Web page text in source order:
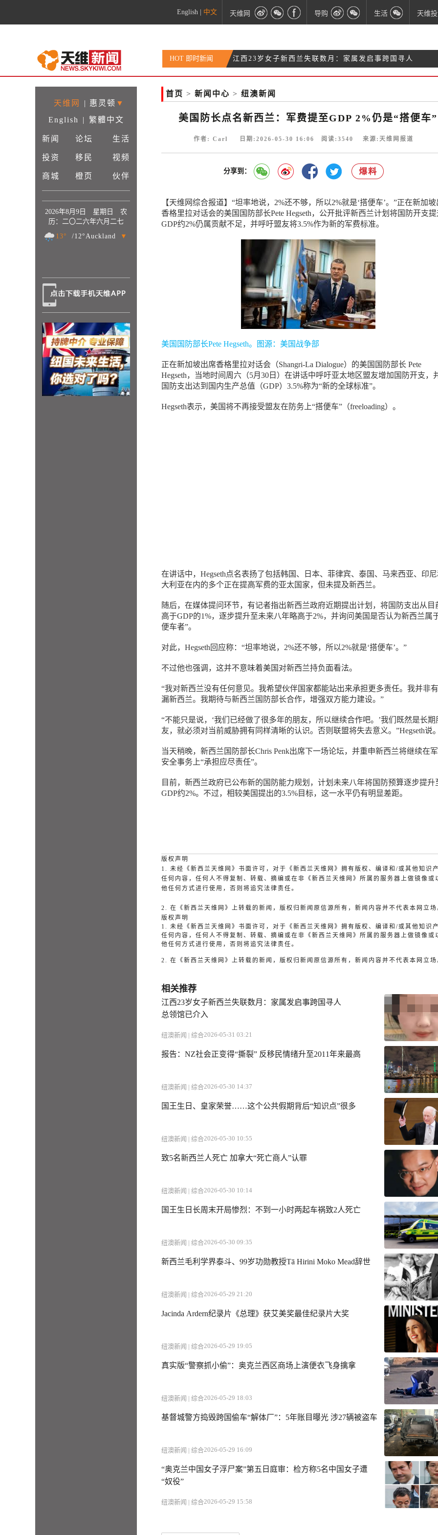
English 中文 天维网 导购 生活 天维
HOT 即时新闻 江西23岁女子新西兰失联数月：家属发启事跨国寻人
总领馆已介入
Mead辞世
【财算日·滚动更新】$2.75亿！新西兰加强外交和对
外援助计划
天维网 | 惠灵顿 ▼
English
| 繁體中文
新闻 论坛 生活
投资 移民 视频
商城 橙页 伙伴
2026年8月9日 星期日 农
历：二〇二六年六月二七
13°
/12°Auckland ▼
首页 > 新闻中心 > 纽澳新闻
美国防长点名新西兰：军费提至GDP 2%仍是“搭便车”
作者: Carl 日期:2026-05-30 16:06 阅读: 3540 来源:天维网报道
分享到：
【天维网综合报道】“坦率地说，2%还不够，所以2%就是‘搭便车’。”正在新加
香格里拉对话会的美国国防部长Pete Hegseth，公开批评新西兰计划将国防开支
GDP约2%仍属贡献不足，并呼吁盟友将3.5%作为新的军费标准。
美国国防部长Pete Hegseth。图源：美国战争部
正在新加坡出席香格里拉对话会（Shangri-La Dialogue）的美国国防部长 Pete
Hegseth，当地时间周六（5月30日）在讲话中呼吁亚太地区盟友增加国防开支，
国防支出达到国内生产总值（GDP）3.5%称为“新的全球标准”。
Hegseth表示，美国将不再接受盟友在防务上“搭便车”（freeloading）。
在讲话中，Hegseth点名表扬了包括韩国、日本、菲律宾、泰国、马来西亚、印
大利亚在内的多个正在提高军费的亚太国家，但未提及新西兰。
随后，在媒体提问环节，有记者指出新西兰政府近期提出计划，将国防支出从目
高于GDP的1%，逐步提升至未来八年略高于2%，并询问美国是否认为新西兰属
便车者”。
对此，Hegseth回应称：“坦率地说，2%还不够，所以2%就是‘搭便车’。”
不过他也强调，这并不意味着美国对新西兰持负面看法。
“我对新西兰没有任何意见。我希望伙伴国家都能站出来承担更多责任。我并非
漏新西兰。我期待与新西兰国防部长合作，增强双方能力建设。”
“不能只是说，‘我们已经做了很多年的朋友，所以继续合作吧。’我们既然是长期
友，就必须对当前威胁拥有同样清晰的认识。否则联盟将失去意义。”Hegseth说。
当天稍晚，新西兰国防部长Chris Penk出席下一场论坛，并重申新西兰将继续在
安全事务上“承担应尽责任”。
目前，新西兰政府已公布新的国防能力规划，计划未来八年将国防预算逐步提升
GDP约2%。不过，相较美国提出的3.5%目标，这一水平仍有明显差距。
版权声明
1. 未经《新西兰天维网》书面许可，对于《新西兰天维网》拥有版权、编译和/或其他知识
任何内容，任何人不得复制、转载、摘编或在非《新西兰天维网》所属的服务器上做镜像或
他任何方式进行使用，否则将追究法律责任。
2. 在《新西兰天维网》上转载的新闻，版权归新闻原信源所有，新闻内容并不代表本网立场
版权声明
1. 未经《新西兰天维网》书面许可，对于《新西兰天维网》拥有版权、编译和/或其他知识
任何内容，任何人不得复制、转载、摘编或在非《新西兰天维网》所属的服务器上做镜像或
他任何方式进行使用，否则将追究法律责任。
2. 在《新西兰天维网》上转载的新闻，版权归新闻原信源所有，新闻内容并不代表本网立场
相关推荐
江西23岁女子新西兰失联数月：家属发启事跨国寻人
总领馆已介入
纽澳新闻 | 综合2026-05-31 03:21
报告：NZ社会正变得“撕裂” 反移民情绪升至2011年来最高
纽澳新闻 | 综合2026-05-30 14:37
国王生日、皇家荣誉……这个公共假期背后“知识点”很多
纽澳新闻 | 综合2026-05-30 10:55
致5名新西兰人死亡 加拿大“死亡商人”认罪
纽澳新闻 | 综合2026-05-30 10:14
国王生日长周末开局惨烈：不到一小时两起车祸致2人死亡
纽澳新闻 | 综合2026-05-30 09:35
新西兰毛利学界泰斗、99岁功勋教授Tā Hirini Moko Mead辞世
纽澳新闻 | 综合2026-05-29 21:20
Jacinda Ardern纪录片《总理》获艾美奖最佳纪录片大奖
纽澳新闻 | 综合2026-05-29 19:05
真实版“警察抓小偷”：奥克兰西区商场上演便衣飞身擒拿
纽澳新闻 | 综合2026-05-29 18:03
基督城警方捣毁跨国偷车“解体厂”：5年账目曝光 涉27辆被盗车
纽澳新闻 | 综合2026-05-29 16:09
“奥克兰中国女子浮尸案”第五日庭审：检方称5名中国女子遭
“奴役”
纽澳新闻 | 综合2026-05-29 15:58